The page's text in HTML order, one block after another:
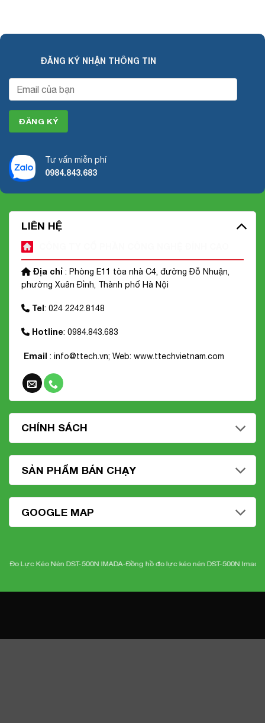
ĐĂNG KÝ NHẬN THÔNG TIN
Tư vấn miễn phí
0984.843.683
LIÊN HỆ
Địa chỉ : Phòng E11 tòa nhà C4, đường Đỗ Nhuận,
phường Xuân Đỉnh, Thành phố Hà Nội
Tel: 024 2242.8148
Hotline: 0984.843.683
Email : info@ttech.vn; Web: www.ttechvietnam.com
CHÍNH SÁCH
SẢN PHẨM BÁN CHẠY
GOOGLE MAP
Kéo Nén DST-500N IMADA- Đồng hồ đo lực kéo nén DST-500N Imada-Nhiệt